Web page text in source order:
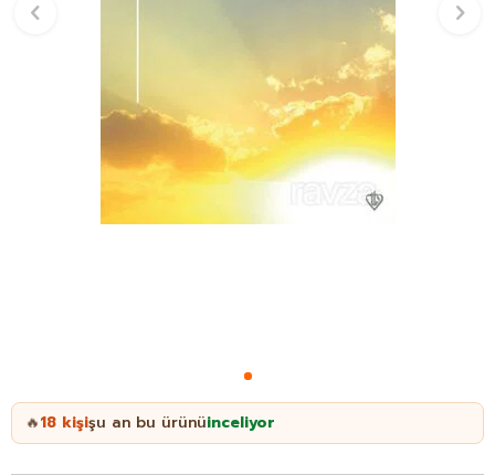
🔥18 kişişu an bu ürünüinceliyor